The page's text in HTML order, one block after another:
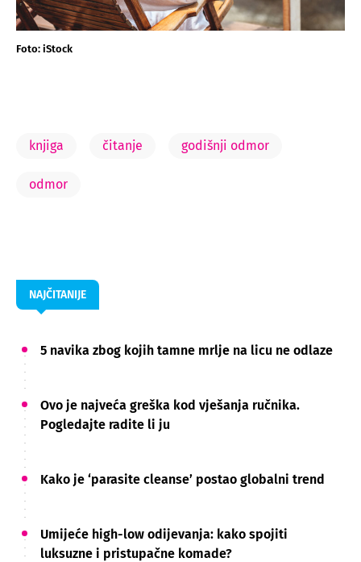
Foto: iStock
knjiga čitanje godišnji odmor
odmor
NAJČITANIJE
5 navika zbog kojih tamne mrlje na licu ne odlaze
Ovo je najveća greška kod vješanja ručnika.
Pogledajte radite li ju
Kako je ‘parasite cleanse’ postao globalni trend
Umijeće high-low odijevanja: kako spojiti
luksuzne i pristupačne komade?